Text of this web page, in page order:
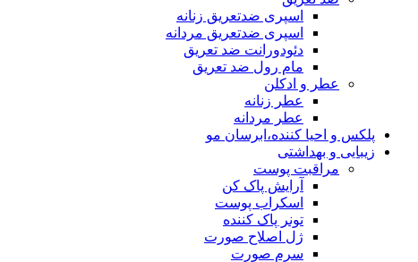
اسپری ضدتعریق زنانه
اسپری ضدتعریق مردانه
دئودورانت ضد تعریق
مام رول ضد تعریق
عطر و ادکلن
عطر زنانه
عطر مردانه
پلکس و احیا کننده،ابرسان مو
زیبایی و بهداشتی
مراقبت پوست
آرایش پاک کن
اسکراب پوست
تونر پاک کننده
ژل اصلاح صورت
سرم صورت